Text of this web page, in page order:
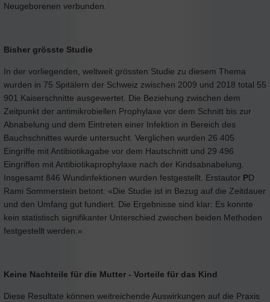
Neugeborenen verbunden.
Bisher grösste Studie
In der vorliegenden, weltweit grössten Studie zu diesem Thema
wurden in 75 Spitälern der Schweiz zwischen 2009 und 2018 total 55
901 Kaiserschnitte ausgewertet. Die Beziehung zwischen dem
Zeitpunkt der antimikrobiellen Prophylaxe vor dem Schnitt bis zur
Abnabelung und dem Eintreten einer Infektion in Bereich des
Bauchschnittes wurde untersucht. Verglichen wurden 26 405
Eingriffe mit Antibiotikagabe vor dem Hautschnitt und 29 496
Eingriffen mit Antibiotikaprophylaxe nach der Kindsabnabelung.
Insgesamt 846 Wundinfektionen wurden festgestellt. Erstautor PD
Rami Sommerstein betont: «Die Studie ist in Bezug auf die Zeitdauer
und den Umfang gut fundiert. Die Ergebnisse sind klar: Es konnte
kein statistisch signifikanter Unterschied zwischen beiden Methoden
festgestellt werden.»
Keine Nachteile für die Mutter - Vorteile für das Kind
Diese Resultate können weitreichende Auswirkungen auf die Praxis